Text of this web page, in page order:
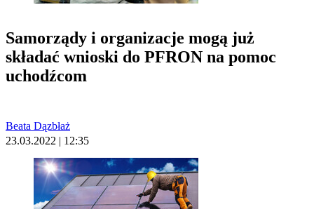
Samorządy i organizacje mogą już
składać wnioski do PFRON na pomoc
uchodźcom
Beata Dązbłaż
23.03.2022 | 12:35